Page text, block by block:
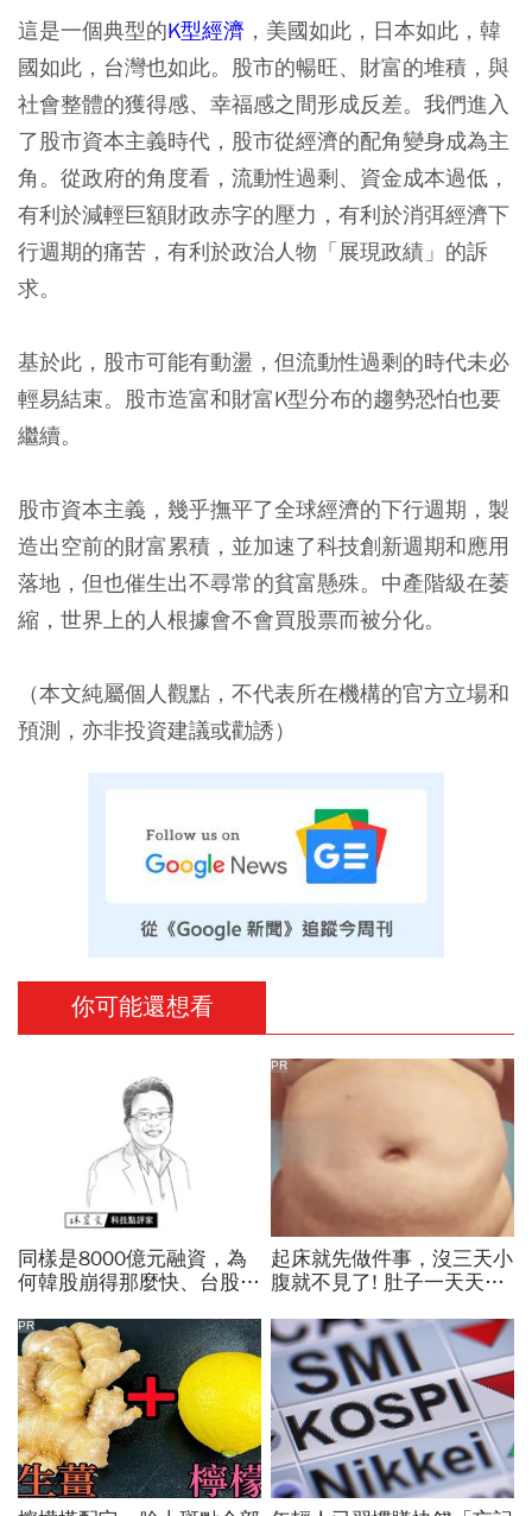
這是一個典型的K型經濟 ，美國如此，日本如此，韓
國如此，台灣也如此。股市的暢旺、財富的堆積，與
社會整體的獲得感、幸福感之間形成反差。我們進入
了股市資本主義時代，股市從經濟的配角變身成為主
角。從政府的角度看，流動性過剩、資金成本過低，
有利於減輕巨額財政赤字的壓力，有利於消弭經濟下
行週期的痛苦，有利於政治人物「展現政績」的訴
求。
基於此，股市可能有動盪，但流動性過剩的時代未必
輕易結束。股市造富和財富K型分布的趨勢恐怕也要
繼續。
股市資本主義，幾乎撫平了全球經濟的下行週期，製
造出空前的財富累積，並加速了科技創新週期和應用
落地，但也催生出不尋常的貧富懸殊。中產階級在萎
縮，世界上的人根據會不會買股票而被分化。
（本文純屬個人觀點，不代表所在機構的官方立場和
預測，亦非投資建議或勸誘）
你可能還想看
同樣是8000億元融資，為
何韓股崩得那麼快、台股卻
的槓桿風暴
起床就先做件事，沒三天小
腹就不見了! 肚子一天天變
PR
PR